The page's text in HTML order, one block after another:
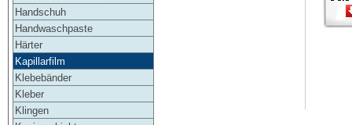
Handschuh
Handwaschpaste
Härter
Kapillarfilm
Klebebänder
Kleber
Klingen